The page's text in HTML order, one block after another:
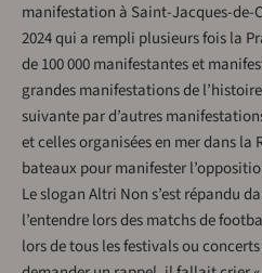
manifestation à Saint-Jacques-de-
2024 qui a rempli plusieurs fois la
de 100 000 manifestantes et
grandes manifestations de
suivante par d’autres
et celles organisées en mer dans la
bateaux pour manifester
Le slogan Altri Non s’est répandu
l’entendre lors des matchs de
lors de tous les festivals ou